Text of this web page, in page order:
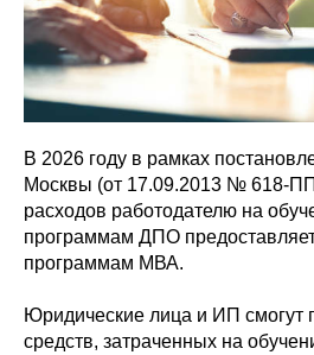
В 2026 году в рамках
Москвы (от 17.09.2013 № 618-
расходов работодателю на
программам ДПО
программам МВА.
Юридические лица и ИП смогут
средств, затраченных на